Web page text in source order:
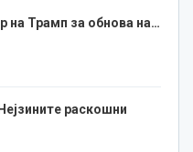
на Трамп за обнова на…
раскошни